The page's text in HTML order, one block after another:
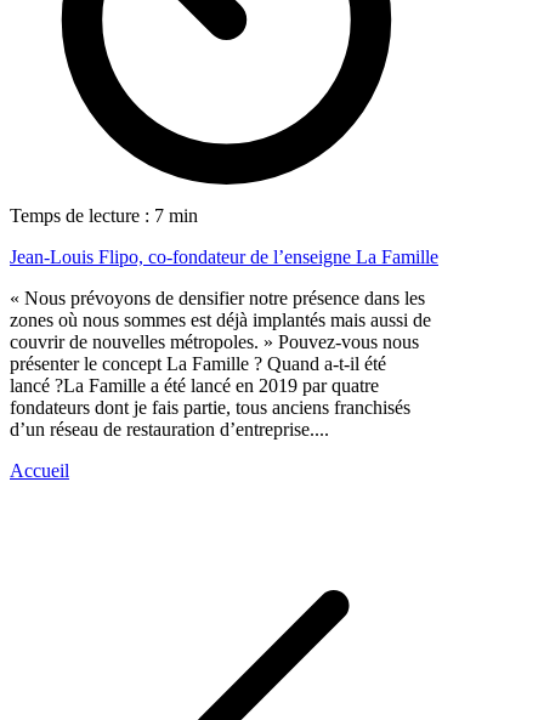
Temps de lecture : 7 min
Jean-Louis Flipo, co-fondateur de l’enseigne La Famille
« Nous prévoyons de densifier notre présence dans les
zones où nous sommes est déjà implantés mais aussi de
couvrir de nouvelles métropoles. » Pouvez-vous nous
présenter le concept La Famille ? Quand a-t-il été
lancé ?La Famille a été lancé en 2019 par quatre
fondateurs dont je fais partie, tous anciens franchisés
d’un réseau de restauration d’entreprise....
Accueil